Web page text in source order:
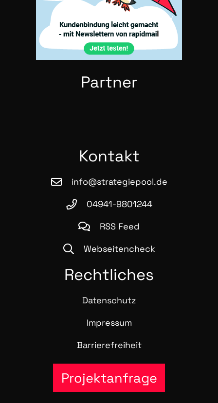
Part­ner
Kon­takt
info@strategiepool.de
04941-9801244
RSS Feed
Webseitencheck
Recht­li­ches
Daten­schutz
Impres­sum
Bar­rie­re­frei­heit
Projektanfrage